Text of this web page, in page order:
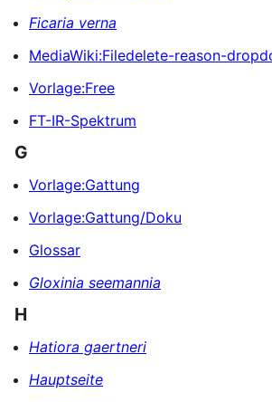
Ficaria verna
MediaWiki:Filedelete-reason-
Vorlage:Free
FT-IR-Spektrum
G
Vorlage:Gattung
Vorlage:Gattung/Doku
Glossar
Gloxinia seemannia
H
Hatiora gaertneri
Hauptseite